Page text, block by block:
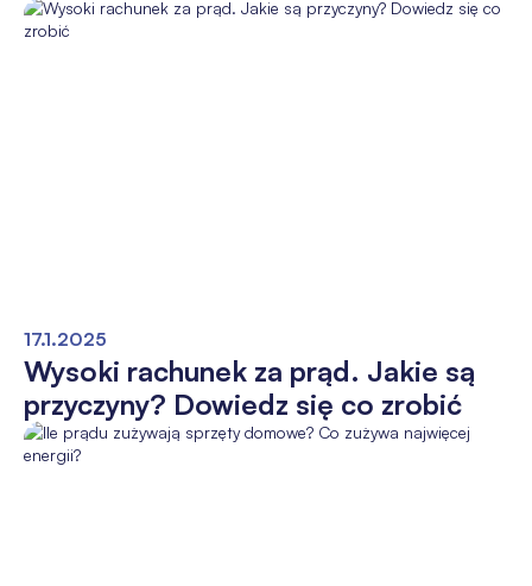
17.1.2025
Wysoki rachunek za prąd. Jakie są
przyczyny? Dowiedz się co zrobić